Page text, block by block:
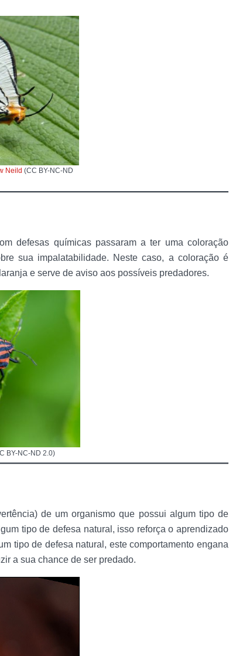
Neild (CC BY-NC-ND
defesas químicas passaram a ter uma coloração
sua impalatabilidade. Neste caso, a coloração é
e serve de aviso aos possíveis predadores.
BY-NC-ND 2.0)
de um organismo que possui algum tipo de
tipo de defesa natural, isso reforça o aprendizado
tipo de defesa natural, este comportamento engana
a sua chance de ser predado.